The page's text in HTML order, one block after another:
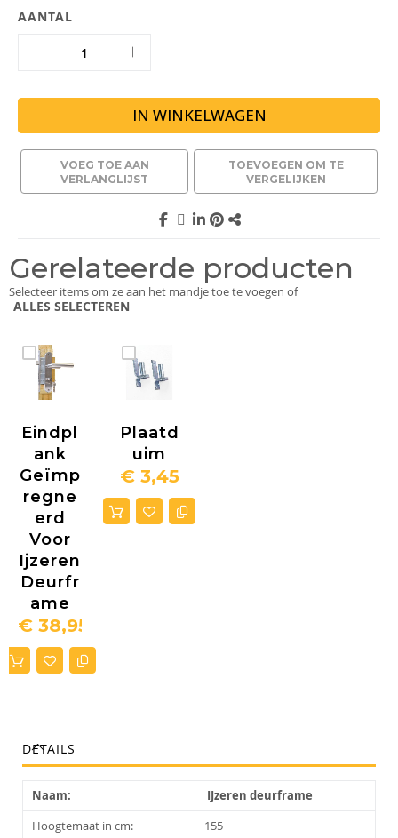
AANTAL
IN WINKELWAGEN
VOEG TOE AAN
VERLANGLIJST
TOEVOEGEN OM TE
VERGELIJKEN
Gerelateerde producten
Selecteer items om ze aan het mandje toe te voegen of
ALLES SELECTEREN
Eindpl
Ank
Geïmp
Regne
Erd
Voor
Ijzeren
Deurfr
Ame
€ 38,95
Plaatd
Uim
€ 3,45
DETAILS
Naam:
IJzeren deurframe
Hoogtemaat in cm:
155